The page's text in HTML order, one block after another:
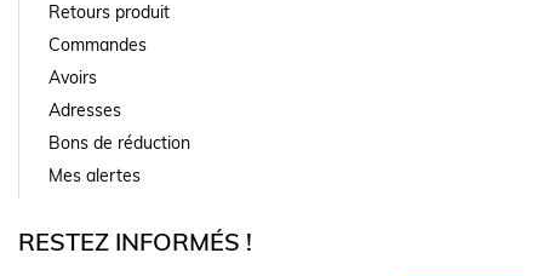
Retours produit
Commandes
Avoirs
Adresses
Bons de réduction
Mes alertes
RESTEZ INFORMÉS !